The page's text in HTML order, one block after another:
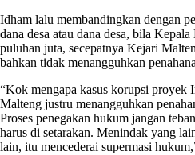
Idham lalu membandingkan dengan
dana desa atau dana desa, bila
puluhan juta, secepatnya Kejari
bahkan tidak menangguhkan
“Kok mengapa kasus korupsi
Malteng justru menangguhkan
Proses penegakan hukum jangan
harus di setarakan. Menindak yang
lain, itu mencederai supermasi